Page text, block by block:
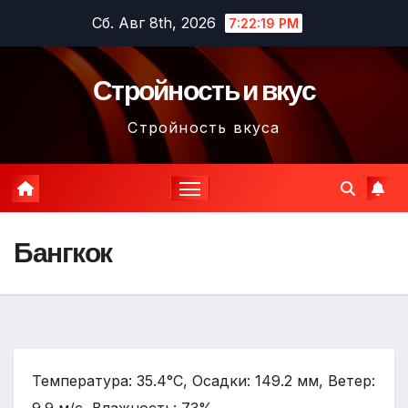
содержимому
Сб. Авг 8th, 2026 7:22:20 PM
Стройность и вкус
Стройность вкуса
Бангкок
Температура: 35.4°C, Осадки: 149.2 мм, Ветер: